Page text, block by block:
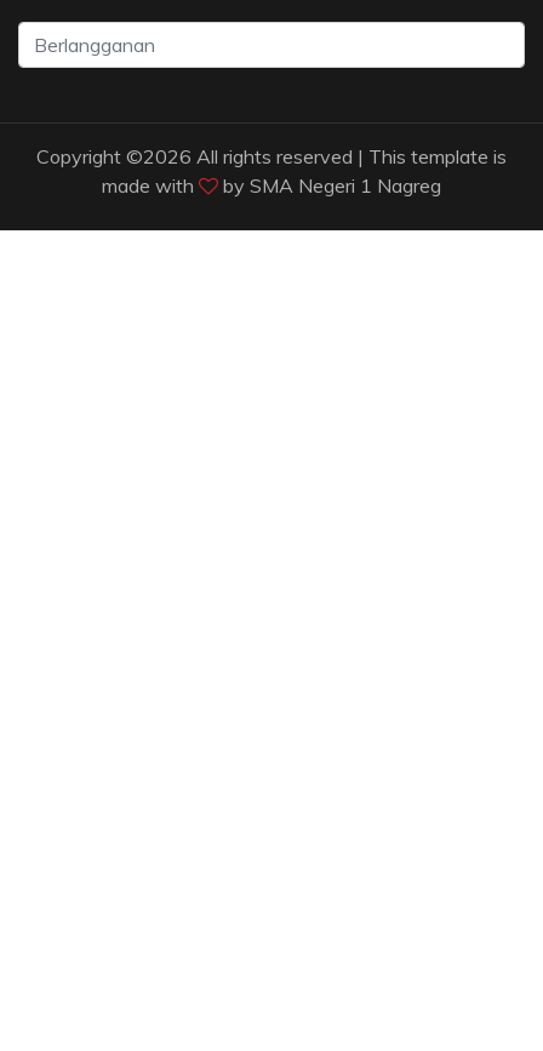
Copyright ©2026 All rights reserved | This template is
made with
by SMA Negeri 1 Nagreg